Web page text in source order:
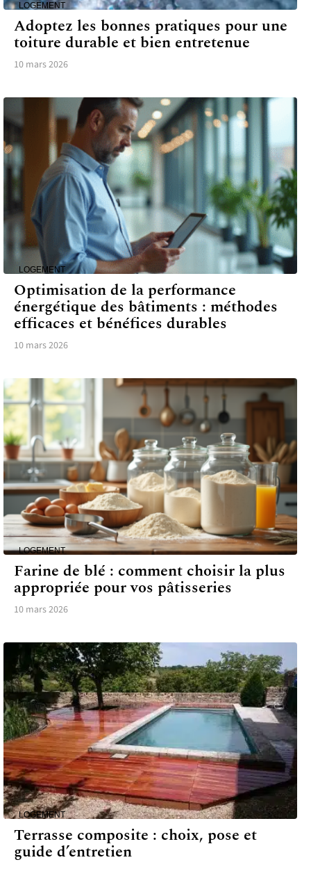
LOGEMENT
Adoptez les bonnes pratiques pour une
toiture durable et bien entretenue
10 mars 2026
LOGEMENT
Optimisation de la performance
énergétique des bâtiments : méthodes
efficaces et bénéfices durables
10 mars 2026
LOGEMENT
Farine de blé : comment choisir la plus
appropriée pour vos pâtisseries
10 mars 2026
LOGEMENT
Terrasse composite : choix, pose et
guide d’entretien